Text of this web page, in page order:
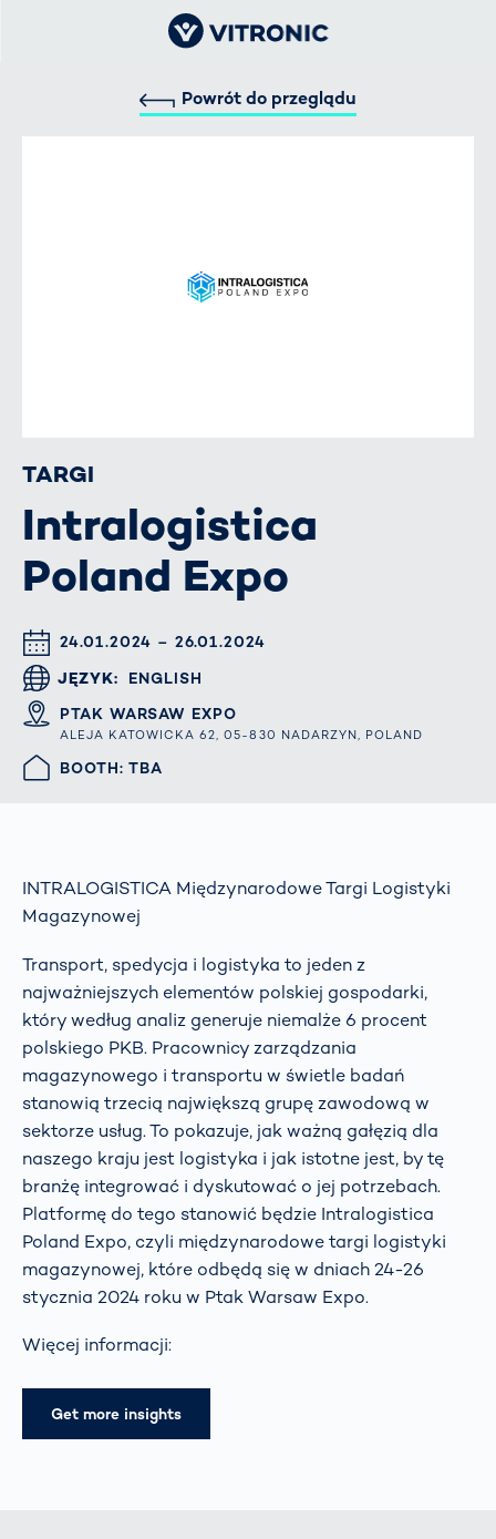
Powrót do przeglądu
TARGI
Intralogistica
Poland Expo
DATUM & UHRZEIT
24.01.2024 – 26.01.2024
JĘZYK
ENGLISH
ORT
PTAK WARSAW EXPO
ALEJA KATOWICKA 62, 05-830 NADARZYN, POLAND
HALLE/STAND
BOOTH: TBA
INTRALOGISTICA Międzynarodowe Targi Logistyki
Magazynowej
Transport, spedycja i logistyka to jeden z
najważniejszych elementów polskiej gospodarki,
który według analiz generuje niemalże 6 procent
polskiego PKB. Pracownicy zarządzania
magazynowego i transportu w świetle badań
stanowią trzecią największą grupę zawodową w
sektorze usług. To pokazuje, jak ważną gałęzią dla
naszego kraju jest logistyka i jak istotne jest, by tę
branżę integrować i dyskutować o jej potrzebach.
Platformę do tego stanowić będzie Intralogistica
Poland Expo, czyli międzynarodowe targi logistyki
magazynowej, które odbędą się w dniach 24-26
stycznia 2024 roku w Ptak Warsaw Expo.
Więcej informacji:
Get more insights